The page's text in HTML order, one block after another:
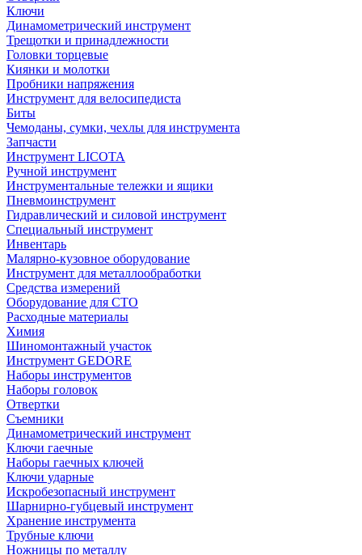
Ключи
Динамометрический инструмент
Трещотки и принадлежности
Головки торцевые
Киянки и молотки
Пробники напряжения
Инструмент для велосипедиста
Биты
Чемоданы, сумки, чехлы для инструмента
Запчасти
Инструмент LICOTA
Ручной инструмент
Инструментальные тележки и ящики
Пневмоинструмент
Гидравлический и силовой инструмент
Специальный инструмент
Инвентарь
Малярно-кузовное оборудование
Инструмент для металлообработки
Средства измерений
Оборудование для СТО
Расходные материалы
Химия
Шиномонтажный участок
Инструмент GEDORE
Наборы инструментов
Наборы головок
Отвертки
Съемники
Динамометрический инструмент
Ключи гаечные
Наборы гаечных ключей
Ключи ударные
Искробезопасный инструмент
Шарнирно-губцевый инструмент
Хранение инструмента
Трубные ключи
Ножницы по металлу